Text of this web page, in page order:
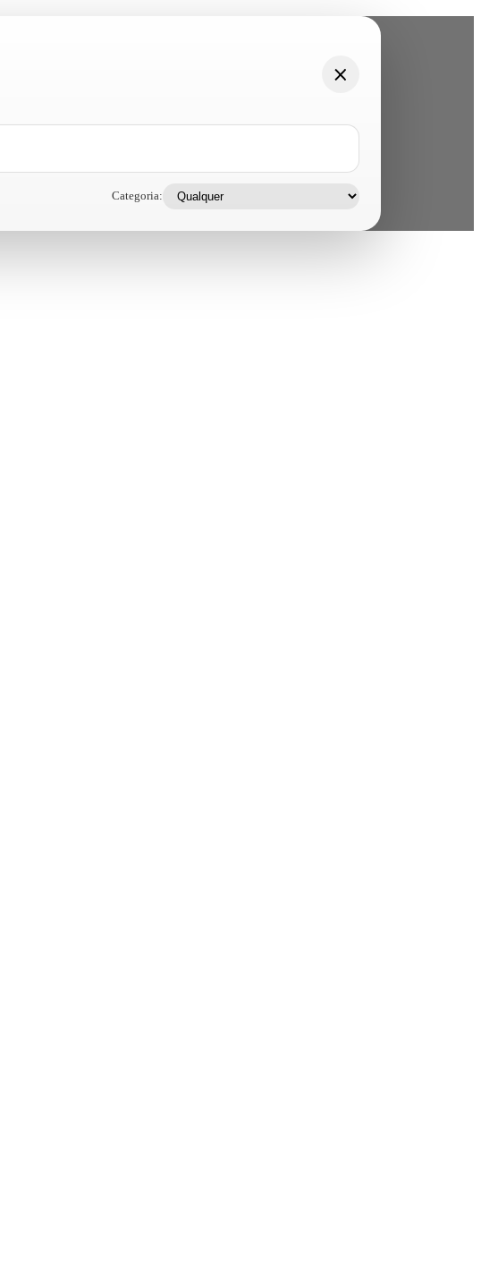
Categoria: